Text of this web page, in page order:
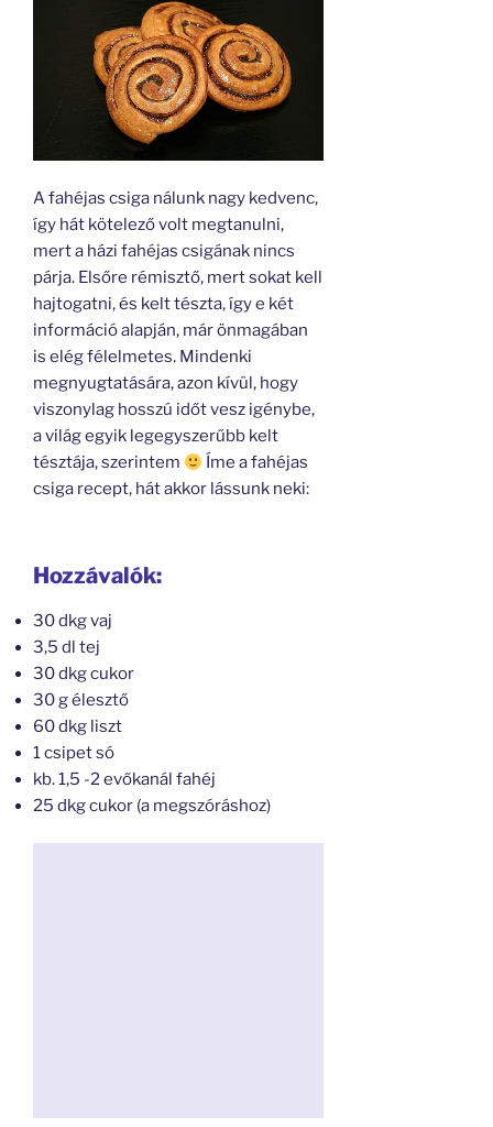
A fahéjas csiga nálunk nagy kedvenc,
így hát kötelező volt megtanulni,
mert a házi fahéjas csigának nincs
párja. Elsőre rémisztő, mert sokat kell
hajtogatni, és kelt tészta, így e két
információ alapján, már önmagában
is elég félelmetes. Mindenki
megnyugtatására, azon kívül, hogy
viszonylag hosszú időt vesz igénybe,
a világ egyik legegyszerűbb kelt
tésztája, szerintem
Íme a fahéjas
csiga recept, hát akkor lássunk neki:
Hozzávalók:
30 dkg vaj
3,5 dl tej
30 dkg cukor
30 g élesztő
60 dkg liszt
1 csipet só
kb. 1,5 -2 evőkanál fahéj
25 dkg cukor (a megszóráshoz)